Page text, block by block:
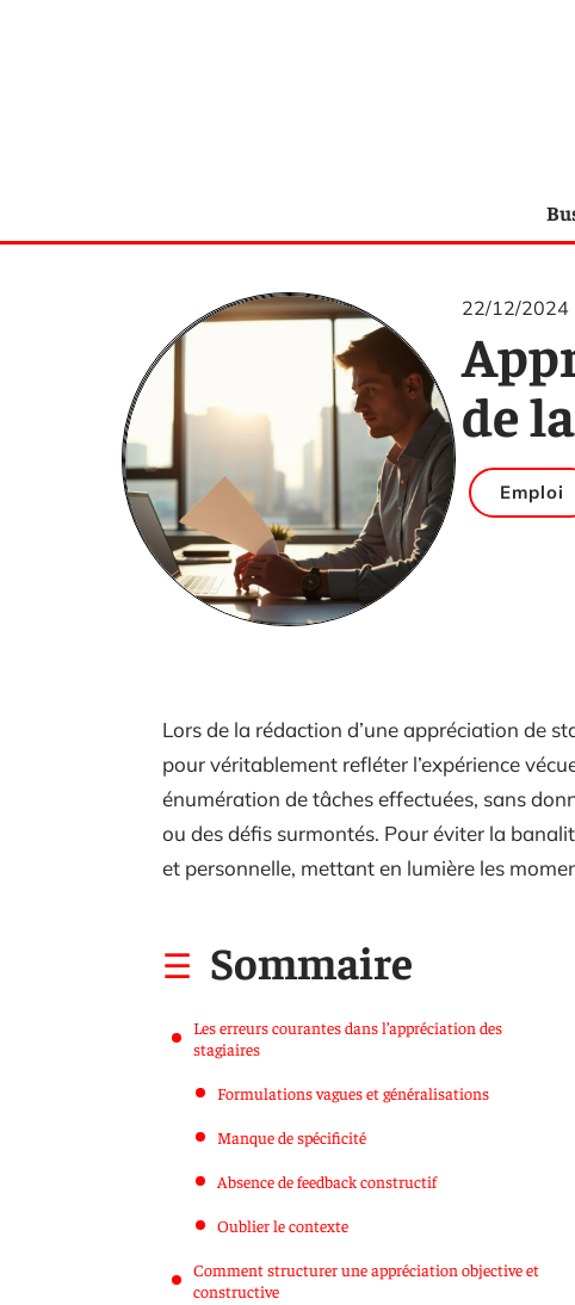
22/12/2024
de
Emploi
Lors de la rédaction d’une appréciation de
pour véritablement refléter l’expérience
énumération de tâches effectuées, sans
ou des défis surmontés. Pour éviter la
et personnelle, mettant en lumière les
Sommaire
Les erreurs courantes dans l’appréciation des
stagiaires
Formulations vagues et généralisations
Manque de spécificité
Absence de feedback constructif
Oublier le contexte
Comment structurer une appréciation objective et
constructive